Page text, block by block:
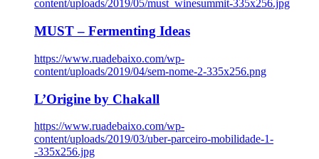
content/uploads/2019/05/must_winesummit-335x256.jpg
MUST – Fermenting Ideas
https://www.ruadebaixo.com/wp-
content/uploads/2019/04/sem-nome-2-335x256.png
L’Origine by Chakall
https://www.ruadebaixo.com/wp-
content/uploads/2019/03/uber-parceiro-mobilidade-1-
-335x256.jpg